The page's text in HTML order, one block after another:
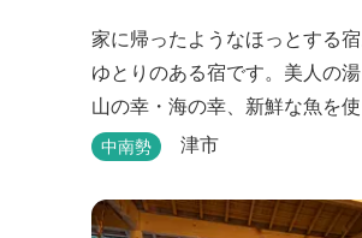
家に帰ったようなほっとする
ゆとりのある宿です。美人の
山の幸・海の幸、新鮮な魚を
しみいただけます。
中南勢 津市